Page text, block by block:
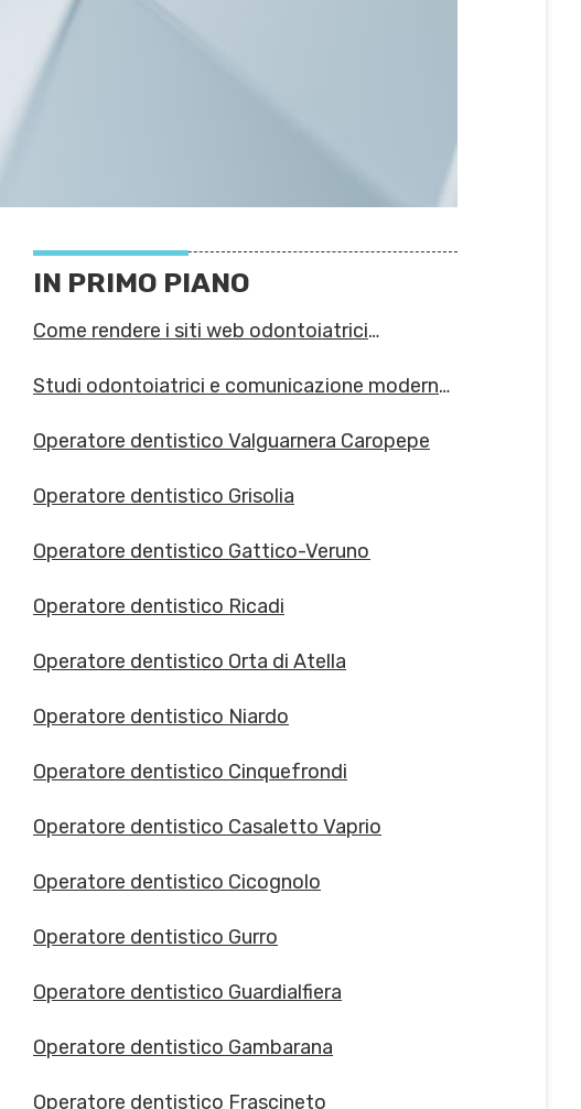
IN PRIMO PIANO
Come rendere i siti web odontoiatrici
Studi odontoiatrici e comunicazione moderna:
Operatore dentistico Valguarnera Caropepe
Operatore dentistico Grisolia
Operatore dentistico Gattico-Veruno
Operatore dentistico Ricadi
Operatore dentistico Orta di Atella
Operatore dentistico Niardo
Operatore dentistico Cinquefrondi
Operatore dentistico Casaletto Vaprio
Operatore dentistico Cicognolo
Operatore dentistico Gurro
Operatore dentistico Guardialfiera
Operatore dentistico Gambarana
Operatore dentistico Frascineto